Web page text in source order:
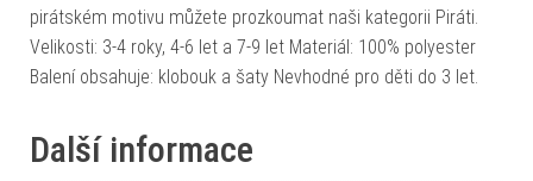
pirátském motivu můžete prozkoumat naši kategorii Piráti.
Velikosti: 3-4 roky, 4-6 let a 7-9 let Materiál: 100% polyester
Balení obsahuje: klobouk a šaty Nevhodné pro děti do 3 let.
Další informace